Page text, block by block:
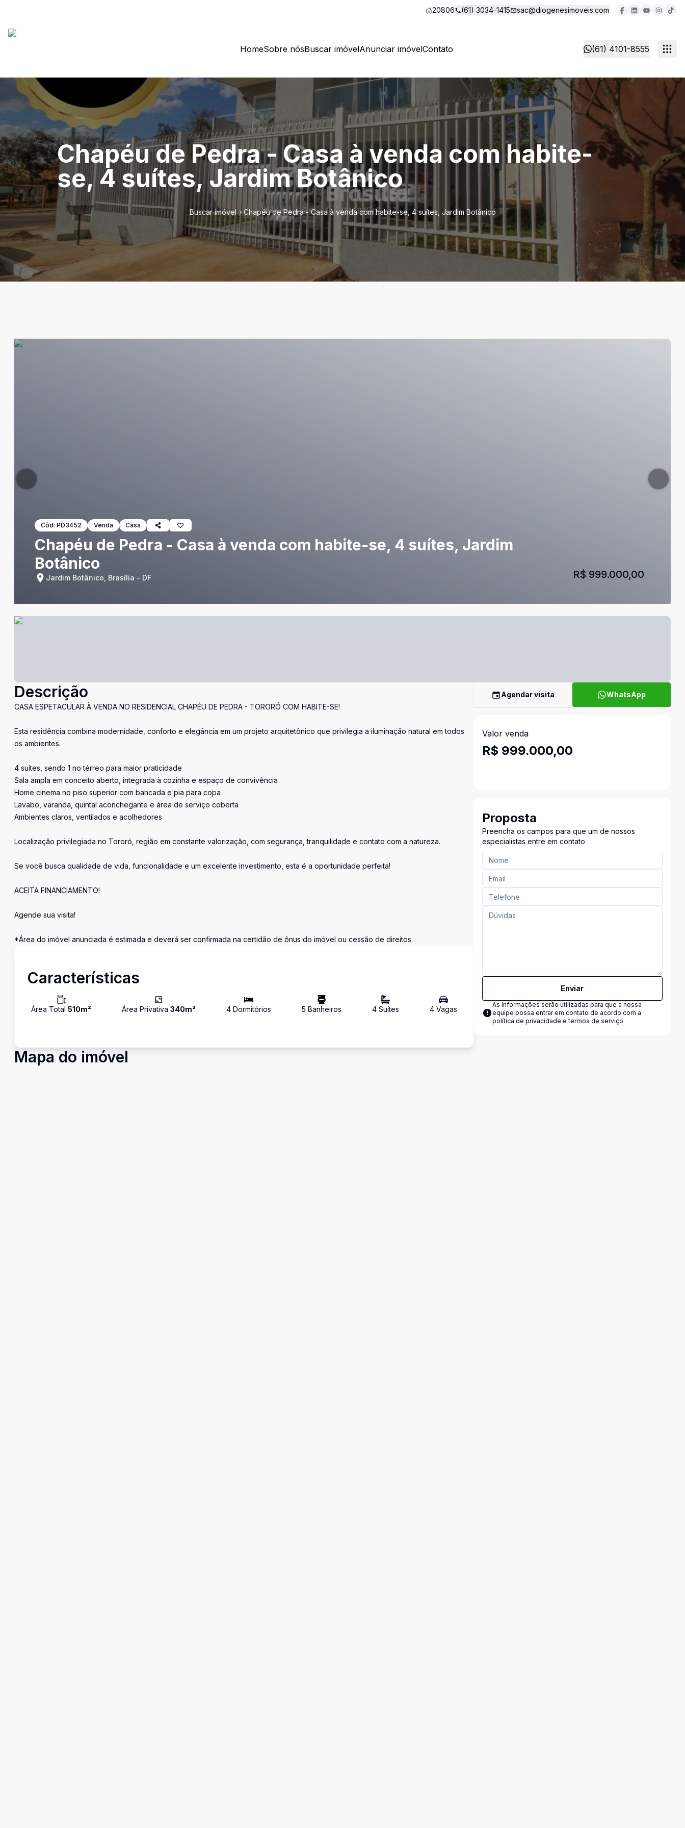
20806 (61) 3034-1415 sac@diogenesimoveis.com
HomeSobre nósBuscar imóvelAnunciar imóvelContato (61) 4101-8555
Chapéu de Pedra - Casa à venda com habite-
se, 4 suítes, Jardim Botânico
Buscar imóvel Chapéu de Pedra - Casa à venda com habite-se, 4 suítes, Jardim Botânico
Cód: PD3452 Venda Casa
Chapéu de Pedra - Casa à venda com habite-se, 4 suítes, Jardim
Botânico
Jardim Botânico, Brasília - DF R$ 999.000,00
Descrição
CASA ESPETACULAR À VENDA NO RESIDENCIAL CHAPÉU DE PEDRA - TORORÓ COM HABITE-SE!
Esta residência combina modernidade, conforto e elegância em um projeto arquitetônico que privilegia a iluminação natural em todos
os ambientes.
4 suítes, sendo 1 no térreo para maior praticidade
Sala ampla em conceito aberto, integrada à cozinha e espaço de convivência
Home cinema no piso superior com bancada e pia para copa
Lavabo, varanda, quintal aconchegante e área de serviço coberta
Ambientes claros, ventilados e acolhedores
Localização privilegiada no Tororó, região em constante valorização, com segurança, tranquilidade e contato com a natureza.
Se você busca qualidade de vida, funcionalidade e um excelente investimento, esta é a oportunidade perfeita!
ACEITA FINANCIAMENTO!
Agende sua visita!
*Área do imóvel anunciada é estimada e deverá ser confirmada na certidão de ônus do imóvel ou cessão de direitos.
Características
Área Total 510m² Área Privativa 340m² 4Dormitórios 5 Banheiros 4Suítes 4Vagas
Mapa do imóvel
Agendar visita WhatsApp
Valor venda
R$ 999.000,00
Proposta
Preencha os campos para que um de nossos
especialistas entre em contato
Enviar
As informações serão utilizadas para que a nossa
equipe possa entrar em contato de acordo com a
política de privacidade e termos de serviço